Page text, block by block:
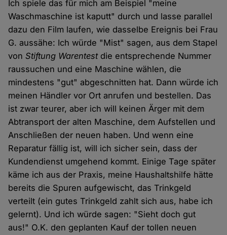
Ich spiele das für mich am Beispiel "meine
Waschmaschine ist kaputt" durch und lasse parallel
dazu den Film laufen, wie dasselbe Ereignis bei Frau
G. aussähe: Ich würde "Mist" sagen, aus dem Stapel
vonStiftung Warentestdie entsprechende Nummer
raussuchen und eine Maschine wählen, die
mindestens "gut" abgeschnitten hat. Dann würde ich
meinen Händler vor Ort anrufen und bestellen. Das
ist zwar teurer, aber ich will keinen Ärger mit dem
Abtransport der alten Maschine, dem Aufstellen und
Anschließen der neuen haben. Und wenn eine
Reparatur fällig ist, will ich sicher sein, dass der
Kundendienst umgehend kommt. Einige Tage später
käme ich aus der Praxis, meine Haushaltshilfe hätte
bereits die Spuren aufgewischt, das Trinkgeld
verteilt (ein gutes Trinkgeld zahlt sich aus, habe ich
gelernt). Und ich würde sagen: "Sieht doch gut
aus!" O.K. den geplanten Kauf der tollen neuen